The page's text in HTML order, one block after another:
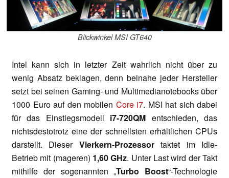
Blickwinkel MSI GT640
Intel kann sich in letzter Zeit wahrlich nicht über zu
wenig Absatz beklagen, denn beinahe jeder Hersteller
setzt bei seinen Gaming- und Multimedianotebooks über
1000 Euro auf den mobilen Core i7. MSI hat sich dabei
für das Einstiegsmodell i7-720QM entschieden, das
nichtsdestotrotz eine der schnellsten erhältlichen CPUs
darstellt. Dieser Vierkern-Prozessortaktet im Idle-
Betrieb mit (mageren) 1,60 GHz. Unter Last wird der Takt
mithilfe der sogenannten „Turbo Boost“-Technologie